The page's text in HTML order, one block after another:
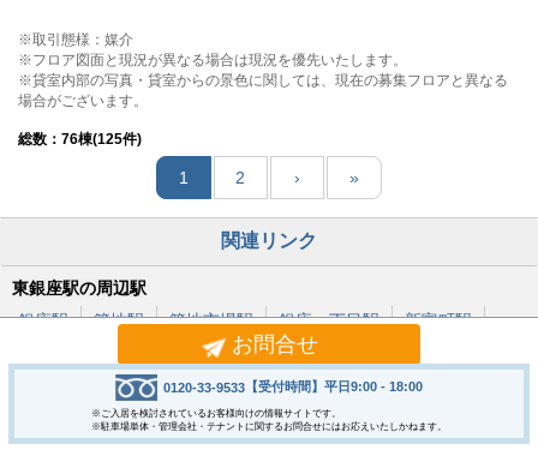
※取引態様：媒介
※フロア図面と現況が異なる場合は現況を優先いたします。
※貸室内部の写真・貸室からの景色に関しては、現在の募集フロアと異なる
場合がございます。
総数： 76棟(125件)
1 2 › »
関連リンク
東銀座駅の周辺駅
銀座駅
築地駅 築地市場駅 銀座一丁目駅 新富町駅
東銀座駅と同一路線の駅
恵比寿駅
霞ヶ関駅 日比谷駅 秋葉原駅 大門駅 五反田駅
お問合せ
0120-33-9533 【受付時間】平日9:00 - 18:00
※ご入居を検討されているお客様向けの情報サイトです。
※駐車場単体・管理会社・テナントに関するお問合せにはお応えいたしかねます。